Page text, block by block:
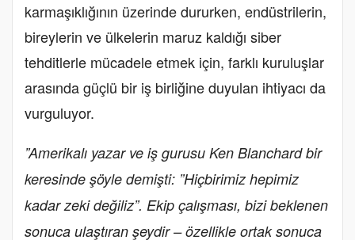
karmaşıklığının üzerinde dururken, endüstrilerin,
bireylerin ve ülkelerin maruz kaldığı siber
tehditlerle mücadele etmek için, farklı kuruluşlar
arasında güçlü bir iş birliğine duyulan ihtiyacı da
vurguluyor.
”Amerikalı yazar ve iş gurusu Ken Blanchard bir
keresinde şöyle demişti: ”Hiçbirimiz hepimiz
kadar zeki değiliz”. Ekip çalışması, bizi beklenen
sonuca ulaştıran şeydir – özellikle ortak sonuca